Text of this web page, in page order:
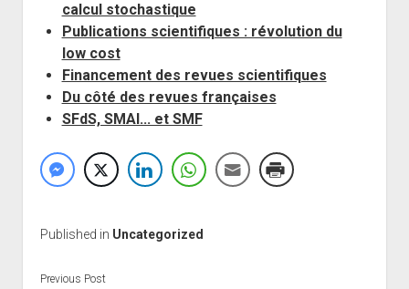
calcul stochastique
Publications scientifiques : révolution du
low cost
Financement des revues scientifiques
Du côté des revues françaises
SFdS, SMAI... et SMF
Published in Uncategorized
Previous Post